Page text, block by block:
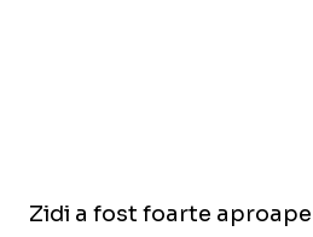
Zidi a fost foarte